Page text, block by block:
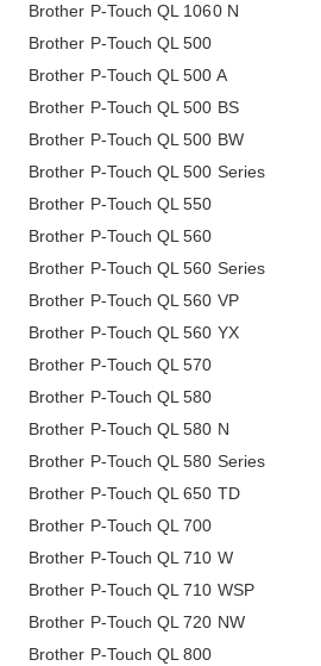
Brother P-Touch QL 1060 N
Brother P-Touch QL 500
Brother P-Touch QL 500 A
Brother P-Touch QL 500 BS
Brother P-Touch QL 500 BW
Brother P-Touch QL 500 Series
Brother P-Touch QL 550
Brother P-Touch QL 560
Brother P-Touch QL 560 Series
Brother P-Touch QL 560 VP
Brother P-Touch QL 560 YX
Brother P-Touch QL 570
Brother P-Touch QL 580
Brother P-Touch QL 580 N
Brother P-Touch QL 580 Series
Brother P-Touch QL 650 TD
Brother P-Touch QL 700
Brother P-Touch QL 710 W
Brother P-Touch QL 710 WSP
Brother P-Touch QL 720 NW
Brother P-Touch QL 800